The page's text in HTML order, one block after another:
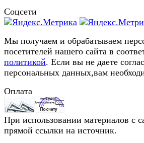
Соцсети
Мы получаем и обрабатываем
посетителей нашего сайта в
политикой. Если вы не даете
персональных данных,вам
Оплата
При использовании материалов с
прямой ссылки на источник.